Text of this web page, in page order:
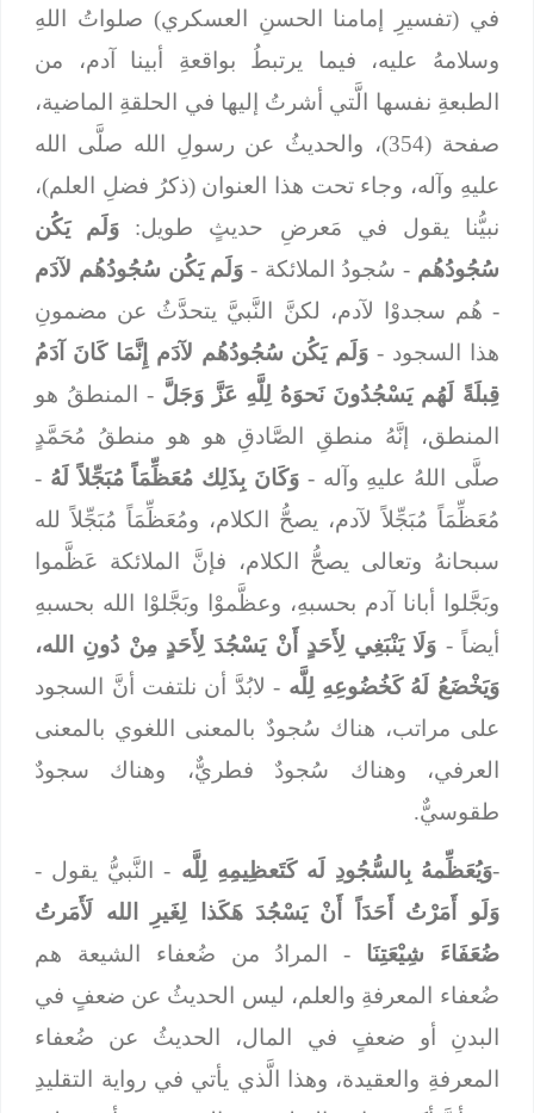
في (تفسيرِ إمامنا الحسنِ العسكري) صلواتُ اللهِ
وسلامهُ عليه، فيما يرتبطُ بواقعةِ أبينا آدم، من
الطبعةِ نفسها الَّتي أشرتُ إليها في الحلقةِ الماضية،
صفحة (354)، والحديثُ عن رسولِ الله صلَّى الله
عليهِ وآله، وجاء تحت هذا العنوان (ذكرُ فضلِ العلم)،
نبيُّنا يقول في مَعرضِ حديثٍ طويل:
وَلَم يَكُن
سُجُودُهُم- سُجودُ الملائكة -وَلَم يَكُن سُجُودُهُم لآدَم
- هُم سجدوْا لآدم، لكنَّ النَّبيَّ يتحدَّثُ عن مضمونِ
هذا السجود -وَلَم يَكُن سُجُودُهُم لآدَم
إِنَّمَا كَانَ آدَمُ
قِبلَةً لَهُم يَسْجُدُونَ نَحوَهُ لِلَّهِ عَزَّ وَجَلَّ- المنطقُ هو
المنطق، إنَّهُ منطقِ الصَّادقِ هو هو منطقُ مُحَمَّدٍ
صلَّى اللهُ عليهِ وآله -وَكَانَ بِذَلِك مُعَظِّمَاً مُبَجِّلاً لَهُ-
مُعَظِّمَاً مُبَجِّلاً لآدم، يصحُّ الكلام، ومُعَظِّمَاً مُبَجِّلاً لله
سبحانهُ وتعالى يصحُّ الكلام، فإنَّ الملائكة عَظَّموا
وبَجَّلوا أبانا آدم بحسبهِ، وعظَّموْا وبَجَّلوْا الله بحسبهِ
أيضاً - وَلَا يَنْبَغِي لِأَحَدٍ أَنْ يَسْجُدَ لِأَحَدٍ مِنْ دُونِ الله،
وَيَخْضَعُ لَهُ كَخُضُوعِهِ لِلَّه- لابُدَّ أن نلتفت أنَّ السجود
على مراتب، هناك سُجودٌ بالمعنى اللغوي بالمعنى
العرفي، وهناك سُجودٌ فطريٌّ، وهناك سجودٌ
طقوسيٌّ.
وَيُعَظِّمهُ بِالسُّجُودِ لَه كَتَعظِيمِهِ لِلَّه- النَّبيُّ يقول -
وَلَو أَمَرْتُ أَحَدَاً أَنْ يَسْجُدَ هَكَذا لِغَيرِ الله لَأَمَرتُ
ضُعَفَاءَ شِيْعَتِنَا- المرادُ من ضُعفاء الشيعة هم
ضُعفاء المعرفةِ والعلم، ليس الحديثُ عن ضعفٍ في
البدنِ أو ضعفٍ في المال، الحديثُ عن ضُعفاء
المعرفةِ والعقيدة، وهذا الَّذي يأتي في رواية التقليدِ